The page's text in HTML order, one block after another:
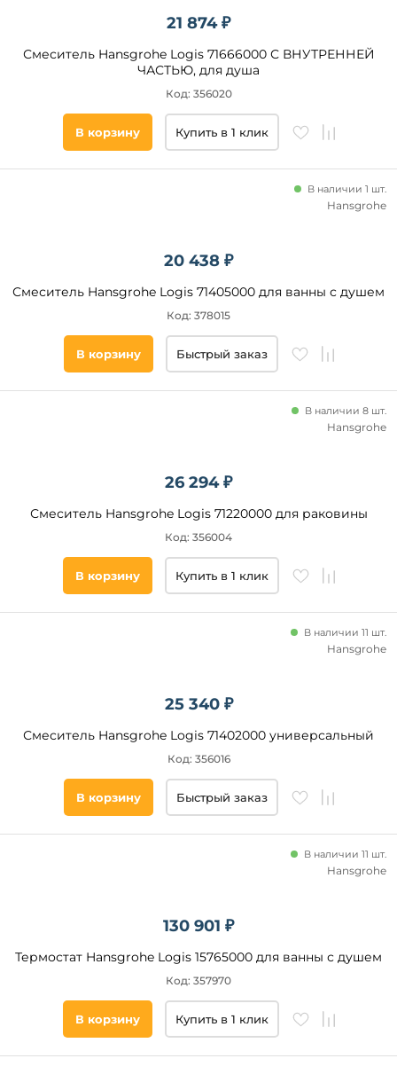
21 874 ₽
Смеситель Hansgrohe Logis 71666000 С ВНУТРЕННЕЙ
ЧАСТЬЮ, для душа
Код: 356020
В корзину Купить в 1 клик
20 438 ₽
Смеситель Hansgrohe Logis 71405000 для ванны с душем
В наличии 1 шт.
Код: 378015
Hansgrohe
В корзину Быстрый заказ
26 294 ₽
Смеситель Hansgrohe Logis 71220000 для раковины
В наличии 8 шт.
Код: 356004
Hansgrohe
В корзину Купить в 1 клик
25 340 ₽
Смеситель Hansgrohe Logis 71402000 универсальный
В наличии 11 шт.
Код: 356016
Hansgrohe
В корзину Быстрый заказ
130 901 ₽
Термостат Hansgrohe Logis 15765000 для ванны с душем
В наличии 11 шт.
Код: 357970
Hansgrohe
В корзину Купить в 1 клик